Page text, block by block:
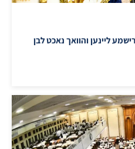
ליינען והוואך נאכט לבן